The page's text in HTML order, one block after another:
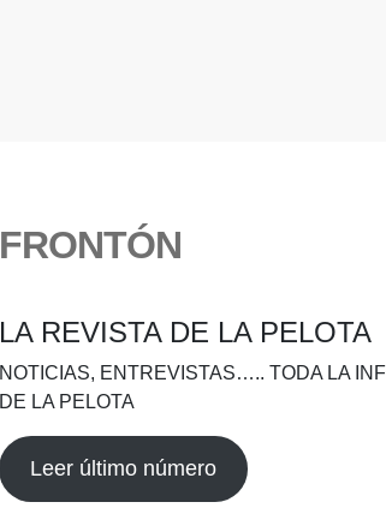
FRONTÓN
LA REVISTA DE LA PELOTA
NOTICIAS, ENTREVISTAS….. TODA LA
DE LA PELOTA
Leer último número